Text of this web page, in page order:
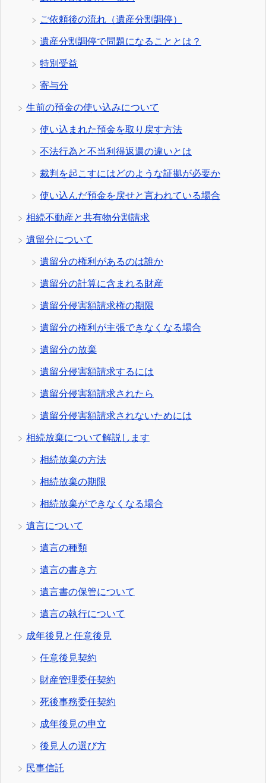
ご依頼後の流れ（遺産分割調停）
遺産分割調停で問題になることとは？
特別受益
寄与分
生前の預金の使い込みについて
使い込まれた預金を取り戻す方法
不法行為と不当利得返還の違いとは
裁判を起こすにはどのような証拠が必要か
使い込んだ預金を戻せと言われている場合
相続不動産と共有物分割請求
遺留分について
遺留分の権利があるのは誰か
遺留分の計算に含まれる財産
遺留分侵害額請求権の期限
遺留分の権利が主張できなくなる場合
遺留分の放棄
遺留分侵害額請求するには
遺留分侵害額請求されたら
遺留分侵害額請求されないためには
相続放棄について解説します
相続放棄の方法
相続放棄の期限
相続放棄ができなくなる場合
遺言について
遺言の種類
遺言の書き方
遺言書の保管について
遺言の執行について
成年後見と任意後見
任意後見契約
財産管理委任契約
死後事務委任契約
成年後見の申立
後見人の選び方
民事信託